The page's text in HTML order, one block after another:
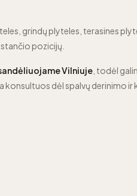
grindų plyteles, terasines
pozicijų.
Vilniuje , todėl
konsultuos dėl spalvų derinimo ir